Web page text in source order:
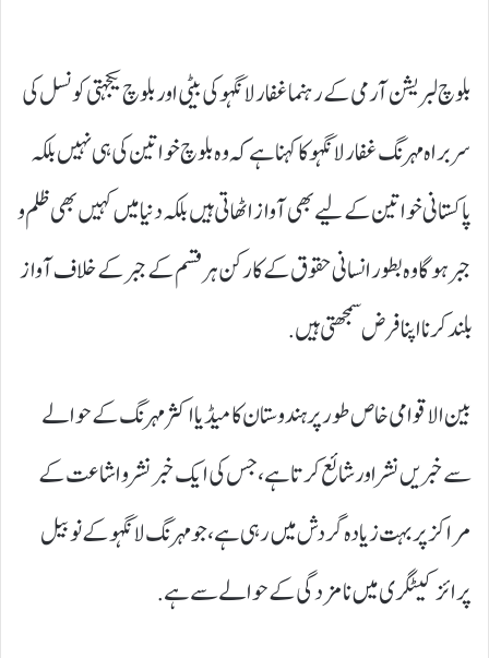
بلوچ لبریشن آرمی کے رہنما غفار لانگہو کی بیٹی اور بلوچ یکجہتی کونسل کی
سربراہ مہرنگ غفار لانگہو کا کہنا ہے کہ وہ بلوچ خواتین کی ہی نہیں بلکہ
پاکستانی خواتین کے لیے بھی آواز اٹھاتی ہیں بلکہ دنیا میں کہیں بھی ظلم و
جبر ہوگا وہ بطور انسانی حقوق کے کارکن ہر قسم کے جبر کے خلاف آواز
بلند کرنا اپنا فرض سمجھتی ہیں.
بین الاقوامی خاص طور پر ہندوستان کا میڈیا اکثر مہرنگ کے حوالے
سے خبریں نشر اور شائع کرتا ہے، جس کی ایک خبر نشر و اشاعت کے
مراکز پر بہت زیادہ گردش میں رہی ہے، جو مہرنگ لانگہو کے نوبیل
پرائز کیٹگری میں نامزدگی کے حوالے سے ہے.